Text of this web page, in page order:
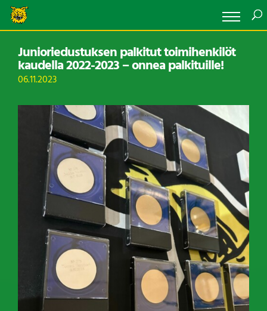
Junioriedustuksen palkitut toimihenkilöt
kaudella 2022-2023 – onnea palkituille!
06.11.2023